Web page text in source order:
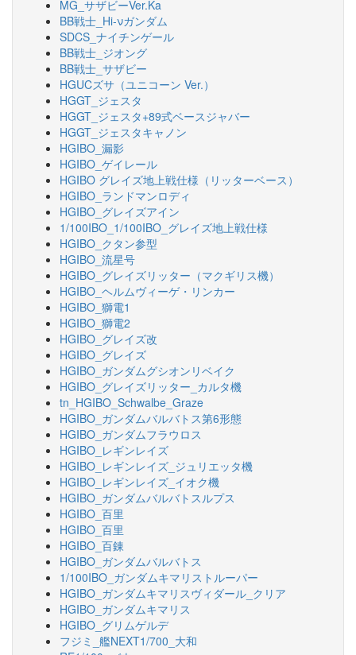
MG_サザビーVer.Ka
BB戦士_Hi-νガンダム
SDCS_ナイチンゲール
BB戦士_ジオング
BB戦士_サザビー
HGUCズサ（ユニコーン Ver.）
HGGT_ジェスタ
HGGT_ジェスタ+89式ベースジャバー
HGGT_ジェスタキャノン
HGIBO_漏影
HGIBO_ゲイレール
HGIBO グレイズ地上戦仕様（リッターベース）
HGIBO_ランドマンロディ
HGIBO_グレイズアイン
1/100IBO_1/100IBO_グレイズ地上戦仕様
HGIBO_クタン参型
HGIBO_流星号
HGIBO_グレイズリッター（マクギリス機）
HGIBO_ヘルムヴィーゲ・リンカー
HGIBO_獅電1
HGIBO_獅電2
HGIBO_グレイズ改
HGIBO_グレイズ
HGIBO_ガンダムグシオンリベイク
HGIBO_グレイズリッター_カルタ機
tn_HGIBO_Schwalbe_Graze
HGIBO_ガンダムバルバトス第6形態
HGIBO_ガンダムフラウロス
HGIBO_レギンレイズ
HGIBO_レギンレイズ_ジュリエッタ機
HGIBO_レギンレイズ_イオク機
HGIBO_ガンダムバルバトスルプス
HGIBO_百里
HGIBO_百里
HGIBO_百錬
HGIBO_ガンダムバルバトス
1/100IBO_ガンダムキマリストルーパー
HGIBO_ガンダムキマリスヴィダール_クリア
HGIBO_ガンダムキマリス
HGIBO_グリムゲルデ
フジミ_艦NEXT1/700_大和